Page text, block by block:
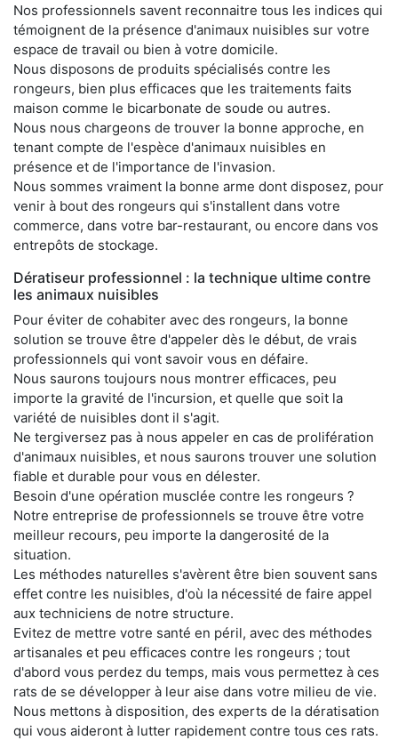
Nos professionnels savent reconnaitre tous les indices qui
témoignent de la présence d'animaux nuisibles sur votre
espace de travail ou bien à votre domicile.
Nous disposons de produits spécialisés contre les
rongeurs, bien plus efficaces que les traitements faits
maison comme le bicarbonate de soude ou autres.
Nous nous chargeons de trouver la bonne approche, en
tenant compte de l'espèce d'animaux nuisibles en
présence et de l'importance de l'invasion.
Nous sommes vraiment la bonne arme dont disposez, pour
venir à bout des rongeurs qui s'installent dans votre
commerce, dans votre bar-restaurant, ou encore dans vos
entrepôts de stockage.
Dératiseur professionnel : la technique ultime contre
les animaux nuisibles
Pour éviter de cohabiter avec des rongeurs, la bonne
solution se trouve être d'appeler dès le début, de vrais
professionnels qui vont savoir vous en défaire.
Nous saurons toujours nous montrer efficaces, peu
importe la gravité de l'incursion, et quelle que soit la
variété de nuisibles dont il s'agit.
Ne tergiversez pas à nous appeler en cas de prolifération
d'animaux nuisibles, et nous saurons trouver une solution
fiable et durable pour vous en délester.
Besoin d'une opération musclée contre les rongeurs ?
Notre entreprise de professionnels se trouve être votre
meilleur recours, peu importe la dangerosité de la
situation.
Les méthodes naturelles s'avèrent être bien souvent sans
effet contre les nuisibles, d'où la nécessité de faire appel
aux techniciens de notre structure.
Evitez de mettre votre santé en péril, avec des méthodes
artisanales et peu efficaces contre les rongeurs ; tout
d'abord vous perdez du temps, mais vous permettez à ces
rats de se développer à leur aise dans votre milieu de vie.
Nous mettons à disposition, des experts de la dératisation
qui vous aideront à lutter rapidement contre tous ces rats.